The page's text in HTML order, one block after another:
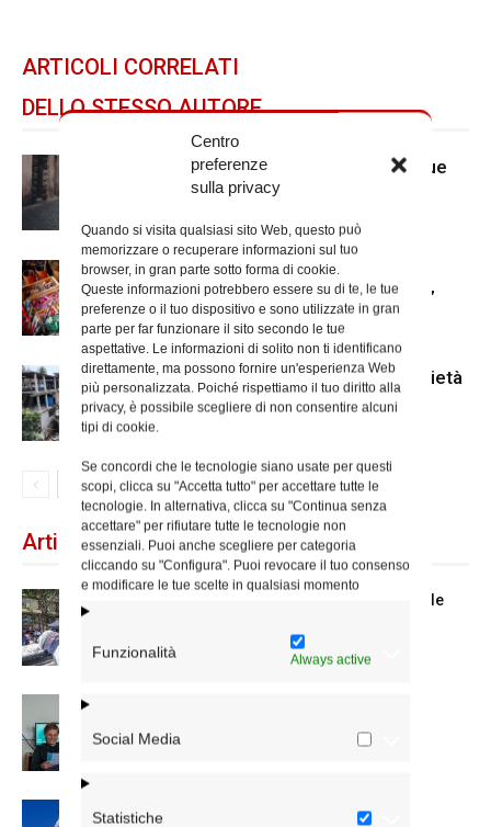
Centro
preferenze
sulla privacy
Quando si visita qualsiasi sito Web, questo può
memorizzare o recuperare informazioni sul tuo
browser, in gran parte sotto forma di cookie.
Queste informazioni potrebbero essere su di te, le tue
preferenze o il tuo dispositivo e sono utilizzate in gran
parte per far funzionare il sito secondo le tue
aspettative. Le informazioni di solito non ti identificano
direttamente, ma possono fornire un'esperienza Web
più personalizzata. Poiché rispettiamo il tuo diritto alla
privacy, è possibile scegliere di non consentire alcuni
tipi di cookie.
Se concordi che le tecnologie siano usate per questi
scopi, clicca su "Accetta tutto" per accettare tutte le
tecnologie. In alternativa, clicca su "Continua senza
accettare" per rifiutare tutte le tecnologie non
essenziali. Puoi anche scegliere per categoria
cliccando su "Configura". Puoi revocare il tuo consenso
e modificare le tue scelte in qualsiasi momento
Funzionalità Always active
Social Media
Statistiche
ARTICOLI CORRELATI
DELLO STESSO AUTORE
Caritas, “Quartieri solidali” prosegue
ad agosto
Fino al 30 luglio le iscrizioni per la
borsa di studio Caritas “Arte è vita”
Terremoto in Venezuela: la solidarietà
Articoli recenti
Spin Time: la dichiarazione del cardinale
Dal 28 al 31 agosto il pellegrinaggio